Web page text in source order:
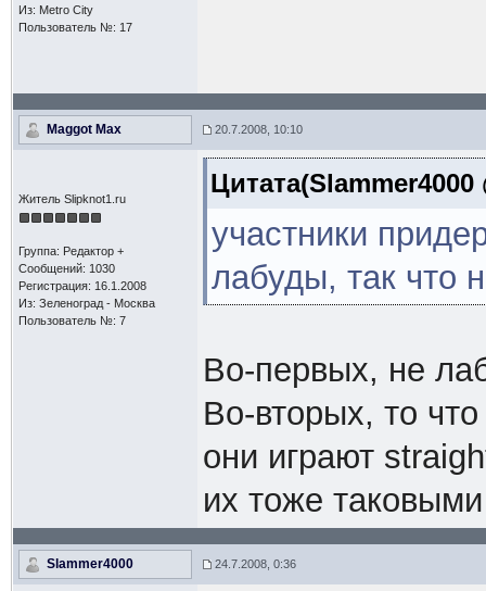
Из: Metro City
Пользователь №: 17
Maggot Max 20.7.2008, 10:10
Житель Slipknot1.ru
Группа: Редактор +
Сообщений: 1030
Регистрация: 16.1.2008
Из: Зеленоград - Москва
Пользователь №: 7
Цитата(Slammer4000
участники
лабуды, так что
Во-первых, не
Во-вторых, то
они играют
их тоже
Slammer4000 24.7.2008, 0:36